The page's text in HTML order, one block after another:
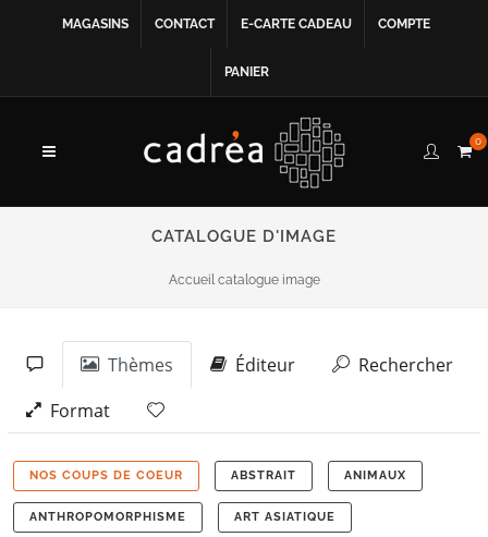
MAGASINS CONTACT E-CARTE CADEAU COMPTE
PANIER
0
CATALOGUE D'IMAGE
Accueil catalogue image
Thèmes Éditeur
Rechercher
Format
NOS COUPS DE COEUR ABSTRAIT ANIMAUX
ANTHROPOMORPHISME ART ASIATIQUE